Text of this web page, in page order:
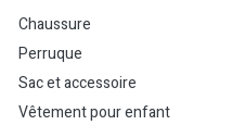
Chaussure
Perruque
Sac et accessoire
Vêtement pour enfant